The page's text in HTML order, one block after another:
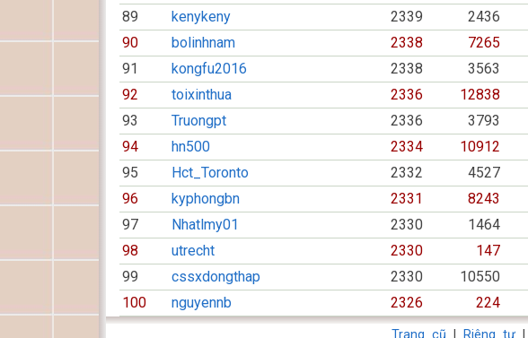
89
kenykeny 2339 2436
90
bolinhnam 2338 7265
91
kongfu2016 2338 3563
92
toixinthua 2336 12838
93
Truongpt 2336 3793
94
hn500 2334 10912
95
Hct_Toronto 2332 4527
96
kyphongbn 2331 8243
97
Nhatlmy01 2330 1464
98
utrecht 2330 147
99
cssxdongthap 2330 10550
100
nguyennb 2326 224
Riêng tư
Trang cũ